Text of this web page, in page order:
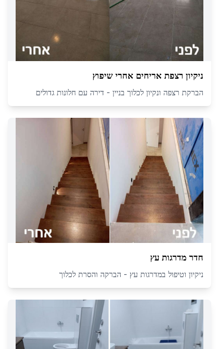
ניקיון רצפת אריחים אחרי שיפוץ
הברקת רצפה ונקיון לכלוך בניין - דירה עם חלונות גדולים
חדר מדרגות עץ
ניקיון וטיפול במדרגות עץ - הברקה והסרת לכלוך